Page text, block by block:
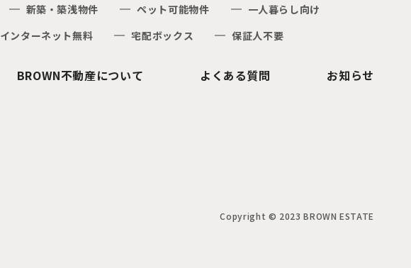
新築・築浅物件 ペット可能物件
一人暮らし向け
インターネット無料 宅配ボックス 保証人不要
BROWN不動産について よくある質問 お知らせ
Copyright © 2023 BROWN ESTATE